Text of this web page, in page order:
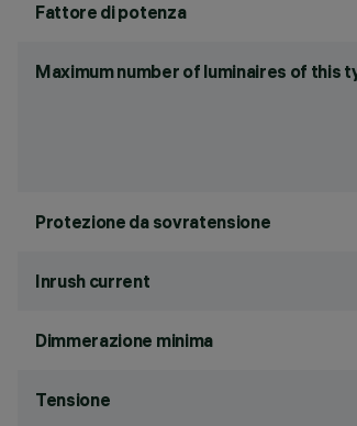
Fattore di potenza
Maximum number of luminaires of this
Protezione da sovratensione
Inrush current
Dimmerazione minima
Tensione